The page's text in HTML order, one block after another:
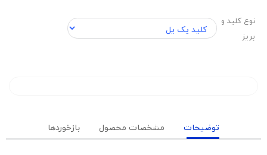
نوع کلید و
پریز
توضیحات مشخصات محصول بازخوردها